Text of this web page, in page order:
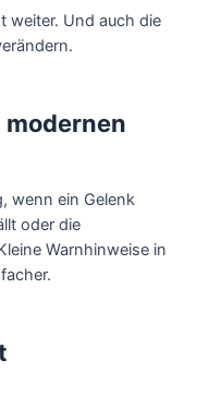
weiter. Und auch die
wenn ein Gelenk
oder die
Warnhinweise in